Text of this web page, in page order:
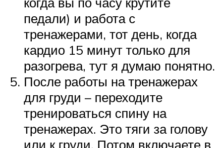
педали) и работа с
тренажерами, тот день, когда
кардио 15 минут только для
разогрева, тут я думаю понятно.
После работы на тренажерах
для груди – переходите
тренироваться спину на
тренажерах. Это тяги за голову
или к груди. Потом включаете в